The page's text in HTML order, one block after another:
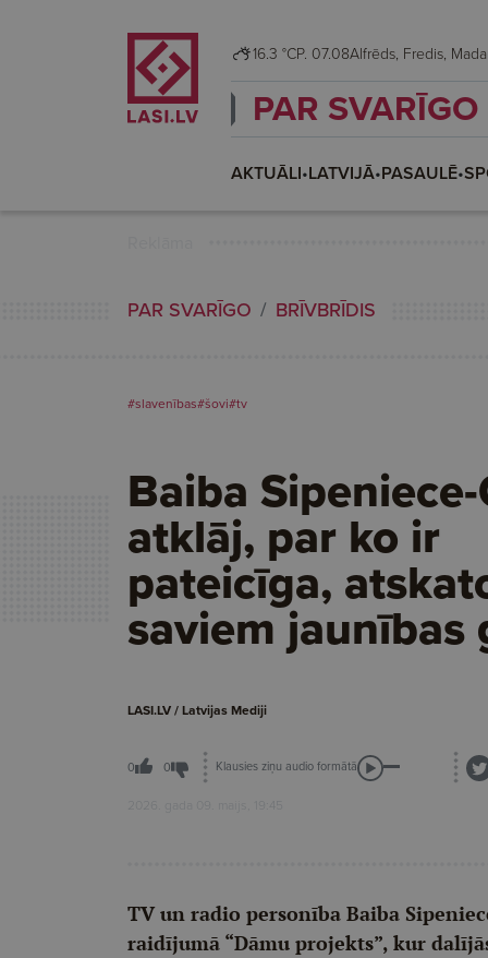
16.3 °CP. 07.08 Alfrēds, Fredis,
PAR SVARĪGO
AKTUĀLI•LATVIJĀ•PASAULĒ•
PAR SVARĪGO BRĪVBRĪDIS
#slavenības#šovi#tv
Baiba
atklāj, par ko ir
pateicīga,
saviem jaunības
LASI.LV / Latvijas Mediji
0 0 Klausies ziņu audio formātā
2026. gada 09. maijs, 19:45
TV un radio personība Baiba
raidījumā “Dāmu projekts”, kur